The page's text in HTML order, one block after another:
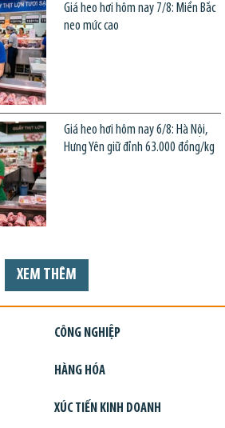
Giá heo hơi hôm nay 7/8: Miền Bắc
neo mức cao
Giá heo hơi hôm nay 6/8: Hà Nội,
Hưng Yên giữ đỉnh 63.000 đồng/kg
XEM THÊM
CÔNG NGHIỆP
HÀNG HÓA
XÚC TIẾN KINH DOANH